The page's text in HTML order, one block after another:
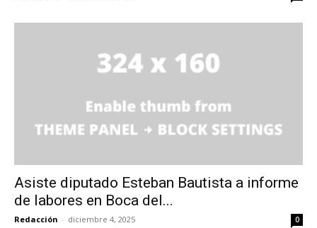
Asiste diputado Esteban Bautista a informe
de labores en Boca del...
Redacción - diciembre 4, 2025 0